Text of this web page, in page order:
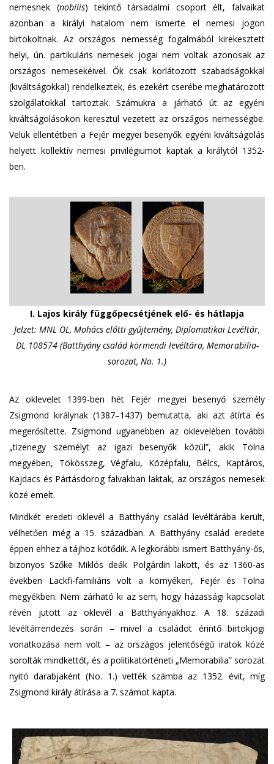
nemesnek (nobilis) tekintő társadalmi csoport élt, falvaikat
azonban a királyi hatalom nem ismerte el nemesi jogon
birtokoltnak. Az országos nemesség fogalmából kirekesztett
helyi, ún. partikuláris nemesek jogai nem voltak azonosak az
országos nemesekéivel. Ők csak korlátozott szabadságokkal
(kiváltságokkal) rendelkeztek, és ezekért cserébe meghatározott
szolgálatokkal tartoztak. Számukra a járható út az egyéni
kiváltságolásokon keresztül vezetett az országos nemességbe.
Velük ellentétben a Fejér megyei besenyők egyéni kiváltságolás
helyett kollektív nemesi privilégiumot kaptak a királytól 1352-
ben.
I. Lajos király függőpecsétjének elő- és hátlapja
Jelzet: MNL OL, Mohács előtti gyűjtemény, Diplomatikai Levéltár,
DL 108574 (Batthyány család körmendi levéltára, Memorabilia-
sorozat, No. 1.)
Az oklevelet 1399-ben hét Fejér megyei besenyő személy
Zsigmond királynak (1387–1437) bemutatta, aki azt átírta és
megerősítette. Zsigmond ugyanebben az oklevelében további
„tizenegy személyt az igazi besenyők közül”, akik Tolna
megyében, Tökösszeg, Végfalu, Középfalu, Bélcs, Kaptáros,
Kajdacs és Pártásdorog falvakban laktak, az országos nemesek
közé emelt.
Mindkét eredeti oklevél a Batthyány család levéltárába került,
vélhetően még a 15. században. A Batthyány család eredete
éppen ehhez a tájhoz kötődik. A legkorábbi ismert Batthyány-ős,
bizonyos Szőke Miklós deák Polgárdin lakott, és az 1360-as
években Lackfi-familiáris volt a környéken, Fejér és Tolna
megyékben. Nem zárható ki az sem, hogy házassági kapcsolat
révén jutott az oklevél a Batthyányakhoz. A 18. századi
levéltárrendezés során – mivel a családot érintő birtokjogi
vonatkozása nem volt – az országos jelentőségű iratok közé
sorolták mindkettőt, és a politikatörténeti „Memorabilia” sorozat
nyitó darabjaként (No. 1.) vették számba az 1352. évit, míg
Zsigmond király átírása a 7. számot kapta.